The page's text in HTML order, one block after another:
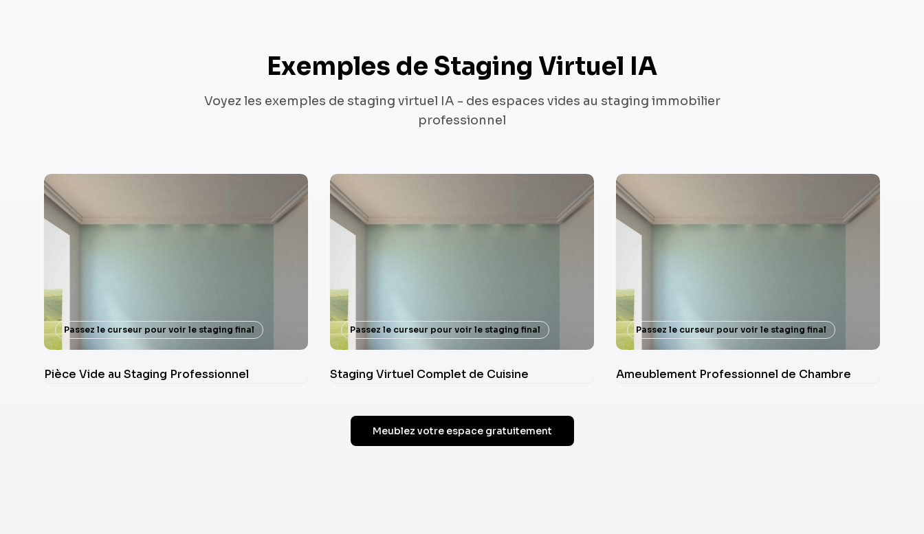
Exemples de Staging Virtuel IA
Voyez les exemples de staging virtuel IA - des espaces vides au staging immobilier
professionnel
Passez le curseur pour voir le staging final
Pièce Vide au Staging Professionnel
Passez le curseur pour voir le staging final
Staging Virtuel Complet de Cuisine
Passez le curseur pour voir le staging final
Ameublement Professionnel de Chambre
Meublez votre espace gratuitement